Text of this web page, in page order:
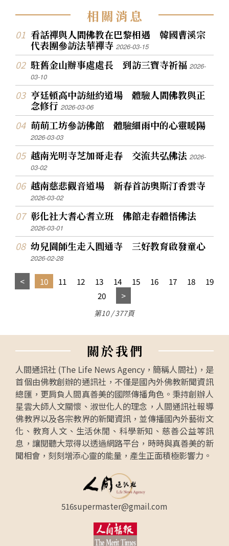
相關消息
看話禪與人間佛教在巴黎相遇 韓國曹溪宗
代表團參訪法華禪寺2026-03-15
駐舊金山辦事處處長 到訪三寶寺祈福2026-
03-10
亨廷頓高中訪紐約道場 體驗人間佛教與正
念修行2026-03-06
萌萌工坊參訪佛館 體驗細雨中的心靈暖陽
2026-03-03
越南光明寺芝加哥走春 交流共弘佛法2026-
03-02
越南慈悲觀音道場 新春首訪奧斯汀香雲寺
2026-03-02
彰化社大耆心耆立班 佛館走春體悟佛法
2026-03-01
幼兒園師生走入圓通寺 三好教育啟發童心
2026-02-28
10 11 12 13 14 15 16 17 18
19
20
第10 / 377頁
關於我們
人間通訊社 (The Life News Agency，簡稱人間社)，是
首個由佛教創辦的通訊社，不僅是國內外佛教新聞資訊
總匯，更肩負人間真善美的國際傳播角色。秉持創辦人
星雲大師人文關懷、淑世化人的理念，人間通訊社報導
佛教界以及各宗教界的新聞資訊，並傳播國內外藝術文
化、教育人文、生活休閒、科學新知、慈善公益等訊
息，讓閱聽大眾得以透過網路平台，時時與真善美的新
聞相會，刻刻增添心靈的能量，產生正面積極影響力。
516supermaster@gmail.com